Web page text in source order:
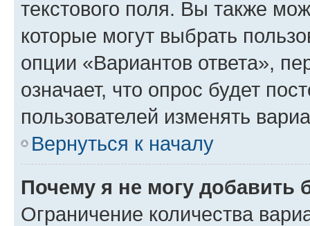
текстового поля. Вы также
которые могут выбрать
опции «Вариантов ответа»,
означает, что опрос будет
пользователей изменять
Вернуться к началу
Почему я не могу добавить
Ограничение количества